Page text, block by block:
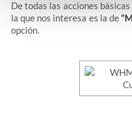
De todas las acciones
la que nos interesa es la de
opción.